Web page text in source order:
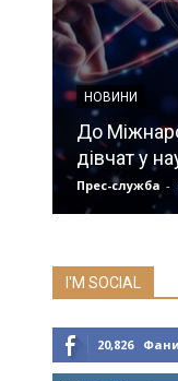
НОВИНИ
До
дівчат у
Прес-служба -
I'M SOCIAL
20,826 Фани